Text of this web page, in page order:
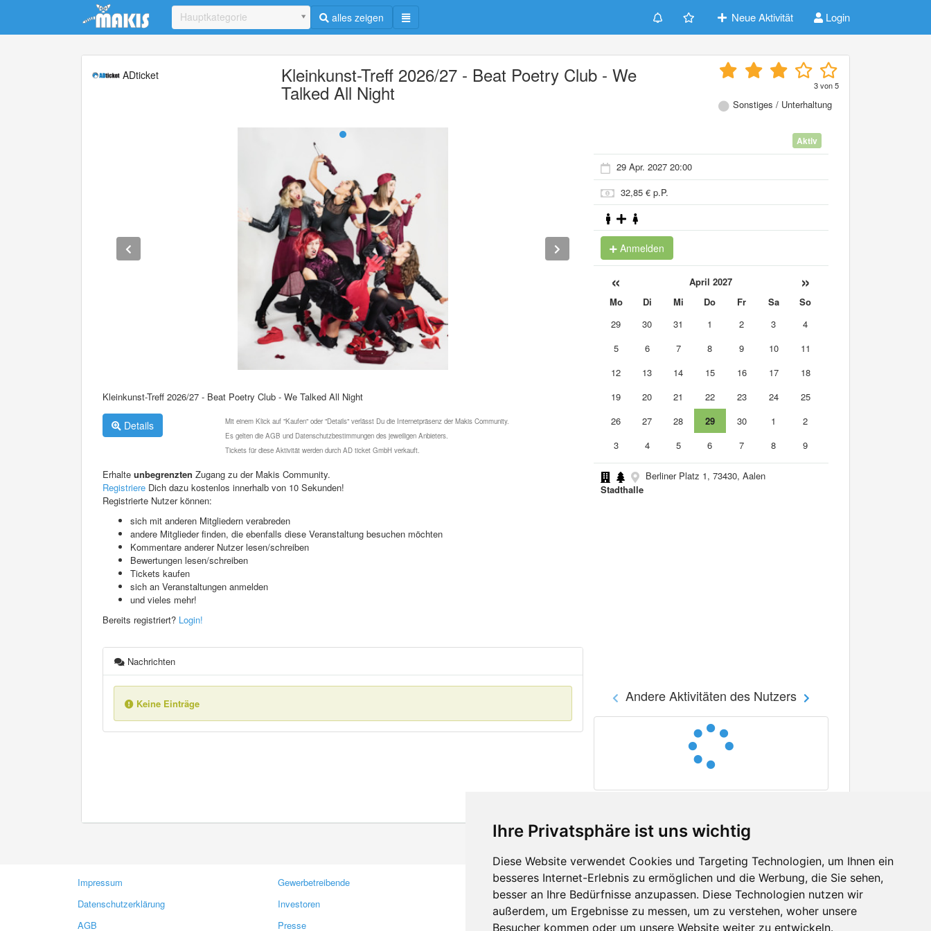
Ihre Privatsphäre ist uns wichtig
Diese Website verwendet Cookies und Targeting Technologien, um Ihnen ein
besseres Internet-Erlebnis zu ermöglichen und die Werbung, die Sie sehen,
besser an Ihre Bedürfnisse anzupassen. Diese Technologien nutzen wir
außerdem, um Ergebnisse zu messen, um zu verstehen, woher unsere
Besucher kommen oder um unsere Website weiter zu entwickeln.
Update cookies preferences
Hauptkategorie alles zeigen Neue Aktivität Login
ADticket Kleinkunst-Treff 2026/27 - Beat Poetry Club - We
Talked All Night 3von5
Sonstiges / Unterhaltung
Kleinkunst-Treff 2026/27 - Beat Poetry Club - We Talked All Night
Details
Mit einem Klick auf "Kaufen" oder "Details" verlässt Du die Internetpräsenz der Makis Community.
Es gelten die AGB und Datenschutzbestimmungen des jeweiligen Anbieters.
Tickets für diese Aktivität werden durch AD ticket GmbH verkauft.
Erhalte unbegrenzten Zugang zu der Makis Community.
Registriere Dich dazu kostenlos innerhalb von 10 Sekunden!
Registrierte Nutzer können:
sich mit anderen Mitgliedern verabreden
andere Mitglieder finden, die ebenfalls diese Veranstaltung besuchen möchten
Kommentare anderer Nutzer lesen/schreiben
Bewertungen lesen/schreiben
Tickets kaufen
sich an Veranstaltungen anmelden
und vieles mehr!
Bereits registriert? Login!
Nachrichten
Keine Einträge
Aktiv
29 Apr. 2027 20:00
32,85 € p.P.
Anmelden
« April 2027 »
Mo Di Mi Do Fr Sa
So
29
30 31 1 2 3
4
5
6 7 8 9 10
11
12
13 14 15 16 17
18
19
20 21 22 23 24
25
26
27 28 29 30 1
2
3
4 5 6 7 8 9
Berliner Platz 1, 73430, Aalen
Stadthalle
Andere Aktivitäten des Nutzers
Impressum
Datenschutzerklärung
AGB
Gewerbetreibende
Investoren
Presse
Kontakt
Feedback
Fehler melden
Facebook
Twitter
YouTube